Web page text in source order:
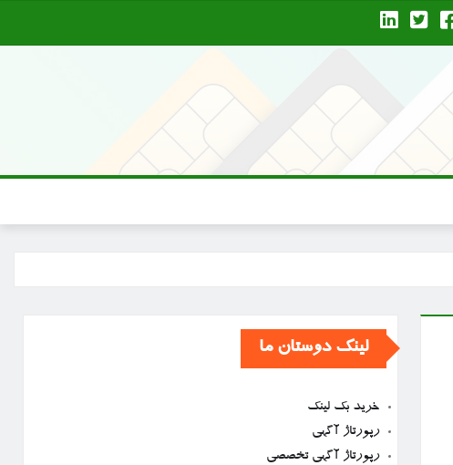
لینک دوستان ما
خرید بک لینک
رپورتاژ آگهی
رپورتاژ آگهی تخصصی